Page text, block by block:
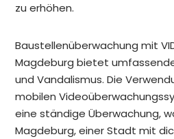
zu erhöhen.
Baustellenüberwachung mit
Magdeburg bietet
und Vandalismus. Die
mobilen
eine ständige Überwachung,
Magdeburg, einer Stadt mit